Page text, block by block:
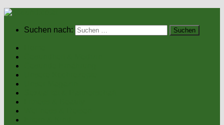
Suchen nach: